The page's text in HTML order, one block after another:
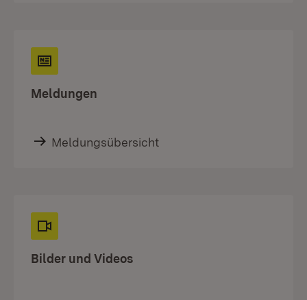
Meldungen
Meldungsübersicht
Bilder und Videos